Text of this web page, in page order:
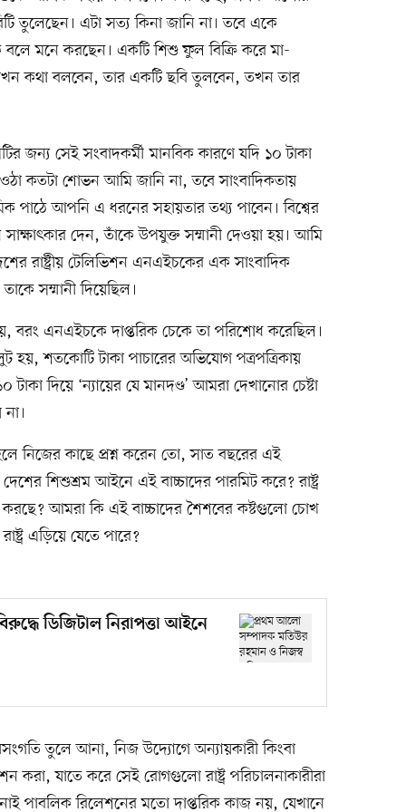
তুলেছেন। এটা সত্য কিনা জানি না। তবে একে
বলে মনে করছেন। একটি শিশু ফুল বিক্রি করে মা-
কথা বলবেন, তার একটি ছবি তুলবেন, তখন তার
জন্য সেই সংবাদকর্মী মানবিক কারণে যদি ১০ টাকা
কতটা শোভন আমি জানি না, তবে সাংবাদিকতায়
পাঠে আপনি এ ধরনের সহায়তার তথ্য পাবেন। বিশ্বের
দেন, তাঁকে উপযুক্ত সম্মানী দেওয়া হয়। আমি
রাষ্ট্রীয় টেলিভিশন এনএইচকের এক সাংবাদিক
সম্মানী দিয়েছিল।
বরং এনএইচকে দাপ্তরিক চেকে তা পরিশোধ করেছিল।
হয়, শতকোটি টাকা পাচারের অভিযোগ পত্রপত্রিকায়
দিয়ে ‘ন্যায়ের যে মানদণ্ড’ আমরা দেখানোর চেষ্টা
নিজের কাছে প্রশ্ন করেন তো, সাত বছরের এই
শিশুশ্রম আইনে এই বাচ্চাদের পারমিট করে? রাষ্ট্র
করছে? আমরা কি এই বাচ্চাদের শৈশবের কষ্টগুলো চোখ
এড়িয়ে যেতে পারে?
ডিজিটাল নিরাপত্তা আইনে
তুলে আনা, নিজ উদ্যোগে অন্যায়কারী কিংবা
করা, যাতে করে সেই রোগগুলো রাষ্ট্র পরিচালনাকারীরা
পাবলিক রিলেশনের মতো দাপ্তরিক কাজ নয়, যেখানে